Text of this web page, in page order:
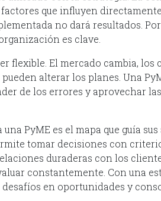
que influyen
no dará resultados. Por
es clave.
flexible. El mercado cambia, los
alterar los planes. Una
de los errores y aprovechar
PyME es el mapa que guía
tomar decisiones con
duraderas con los
constantemente. Con una
en oportunidades y